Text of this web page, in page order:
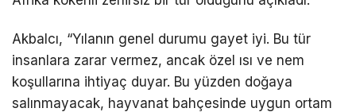
Akbalcı, “Yılanın genel durumu gayet iyi. Bu tür
insanlara zarar vermez, ancak özel ısı ve nem
koşullarına ihtiyaç duyar. Bu yüzden doğaya
salınmayacak, hayvanat bahçesinde uygun ortam